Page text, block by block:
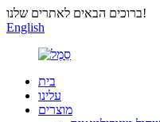
ברוכים הבאים לאתרים שלנו!
English
בית
עלינו
מוצרים